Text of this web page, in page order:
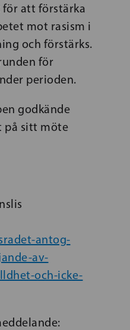
att förstärka
mot rasism i
och förstärks.
för
perioden.
godkände
på sitt möte
antog-
av-
och-icke-